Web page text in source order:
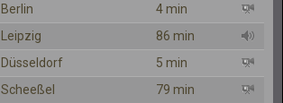
Berlin
4 min
Leipzig
86 min
Düsseldorf
5 min
Scheeßel
79 min